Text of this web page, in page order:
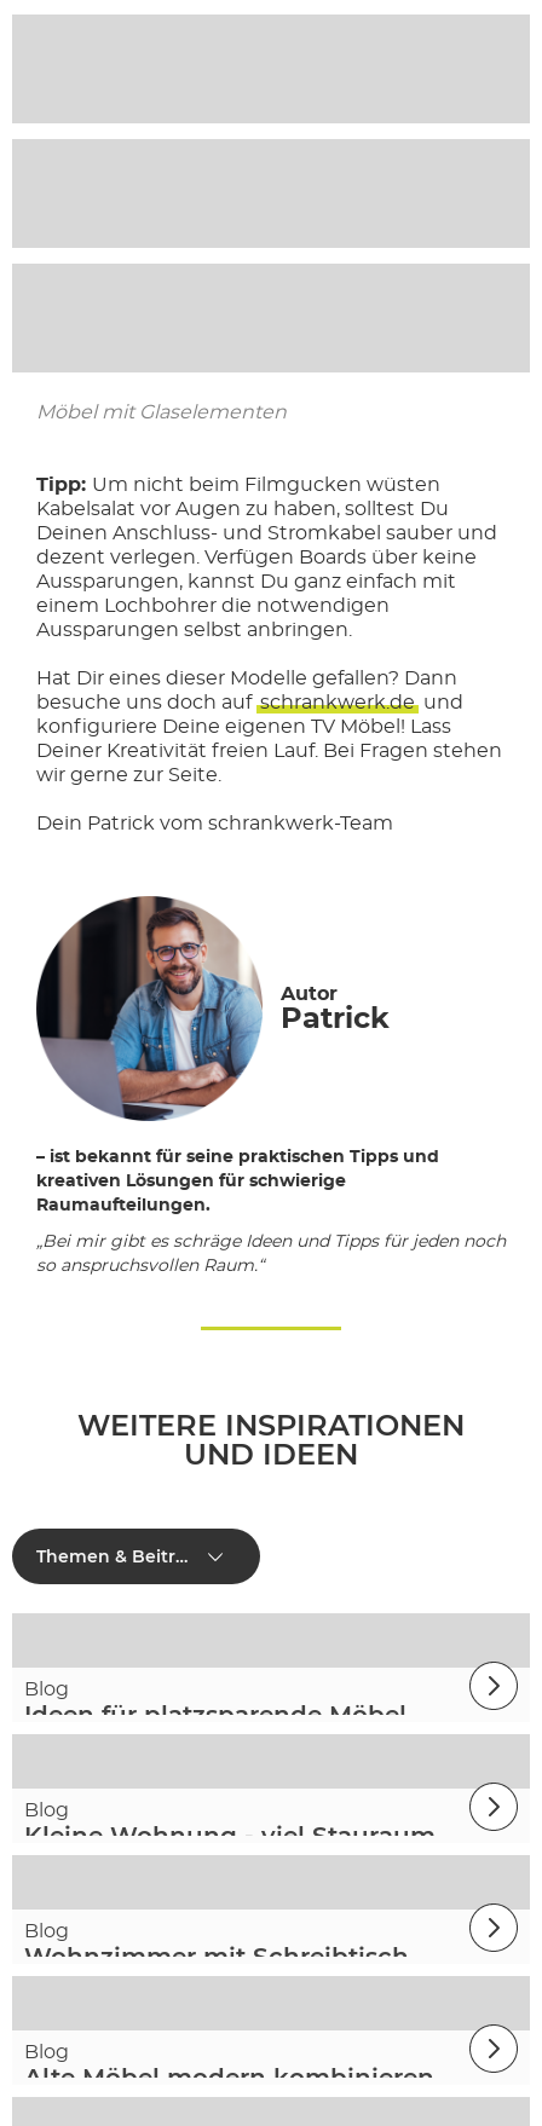
Möbel mit Glaselementen
Tipp: Um nicht beim Filmgucken wüsten
Kabelsalat vor Augen zu haben, solltest Du
Deinen Anschluss- und Stromkabel sauber und
dezent verlegen. Verfügen Boards über keine
Aussparungen, kannst Du ganz einfach mit
einem Lochbohrer die notwendigen
Aussparungen selbst anbringen.
Hat Dir eines dieser Modelle gefallen? Dann
besuche uns doch auf schrankwerk.de und
konfiguriere Deine eigenen TV Möbel! Lass
Deiner Kreativität freien Lauf. Bei Fragen stehen
wir gerne zur Seite.
Dein Patrick vom schrankwerk-Team
Autor
Patrick
– ist bekannt für seine praktischen Tipps und
kreativen Lösungen für schwierige
Raumaufteilungen.
„Bei mir gibt es schräge Ideen und Tipps für jeden noch
so anspruchsvollen Raum.“
WEITERE INSPIRATIONEN
UND IDEEN
Themen & Beiträge
Blog
Ideen für platzsparende Möbel
Blog
Kleine Wohnung - viel Stauraum
Blog
Wohnzimmer mit Schreibtisch
Blog
Alte Möbel modern kombinieren